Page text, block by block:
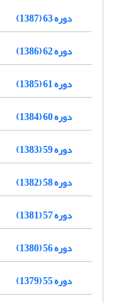
دوره 63 (1387)
دوره 62 (1386)
دوره 61 (1385)
دوره 60 (1384)
دوره 59 (1383)
دوره 58 (1382)
دوره 57 (1381)
دوره 56 (1380)
دوره 55 (1379)